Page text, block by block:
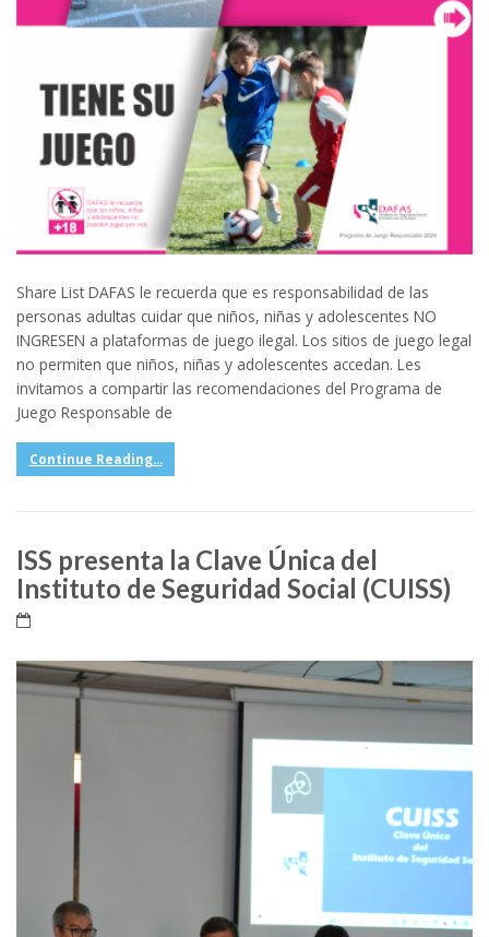
Share List DAFAS le recuerda que es responsabilidad de las
personas adultas cuidar que niños, niñas y adolescentes NO
INGRESEN a plataformas de juego ilegal. Los sitios de juego legal
no permiten que niños, niñas y adolescentes accedan. Les
invitamos a compartir las recomendaciones del Programa de
Juego Responsable de
Continue Reading...
ISS presenta la Clave Única del
Instituto de Seguridad Social (CUISS)